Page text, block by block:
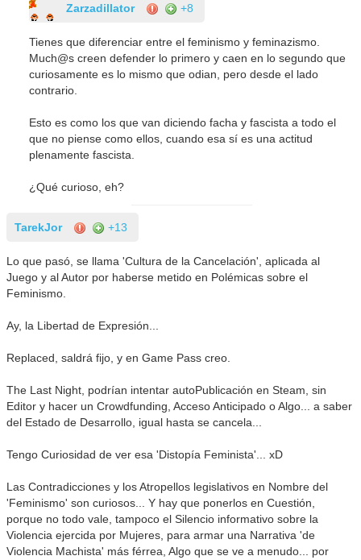
Zarzadillator +8
Tienes que diferenciar entre el feminismo y feminazismo.
Much@s creen defender lo primero y caen en lo segundo que
curiosamente es lo mismo que odian, pero desde el lado
contrario.
Esto es como los que van diciendo facha y fascista a todo el
que no piense como ellos, cuando esa sí es una actitud
plenamente fascista.
¿Qué curioso, eh?
TarekJor +13
Lo que pasó, se llama 'Cultura de la Cancelación', aplicada al
Juego y al Autor por haberse metido en Polémicas sobre el
Feminismo.
Ay, la Libertad de Expresión...
Replaced, saldrá fijo, y en Game Pass creo.
The Last Night, podrían intentar autoPublicación en Steam, sin
Editor y hacer un Crowdfunding, Acceso Anticipado o Algo... a saber
del Estado de Desarrollo, igual hasta se cancela...
Tengo Curiosidad de ver esa 'Distopía Feminista'... xD
Las Contradicciones y los Atropellos legislativos en Nombre del
'Feminismo' son curiosos... Y hay que ponerlos en Cuestión,
porque no todo vale, tampoco el Silencio informativo sobre la
Violencia ejercida por Mujeres, para armar una Narrativa 'de
Violencia Machista' más férrea, Algo que se ve a menudo... por